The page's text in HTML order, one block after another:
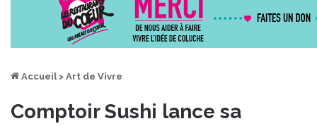
Accueil > Art de Vivre
Comptoir Sushi lance sa